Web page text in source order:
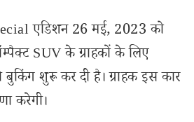
एडिशन 26 मई, 2023 को
SUV के ग्राहकों के लिए
शुरू कर दी है। ग्राहक इस कार
करेगी।